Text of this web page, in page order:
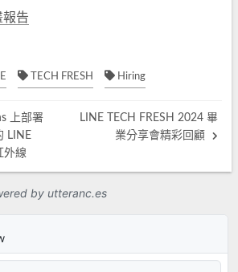
報告
TECH FRESH Hiring
上部署
LINE
外線
LINE TECH FRESH 2024 畢
業分享會精彩回顧